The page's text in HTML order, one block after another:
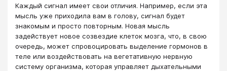
Каждый сигнал имеет свои отличия. Например, если эта
мысль уже приходила вам в голову, сигнал будет
знакомым и просто повторным. Новая мысль
задействует новое созвездие клеток мозга, что, в свою
очередь, может спровоцировать выделение гормонов в
теле или воздействовать на вегетативную нервную
систему организма, которая управляет дыхательными